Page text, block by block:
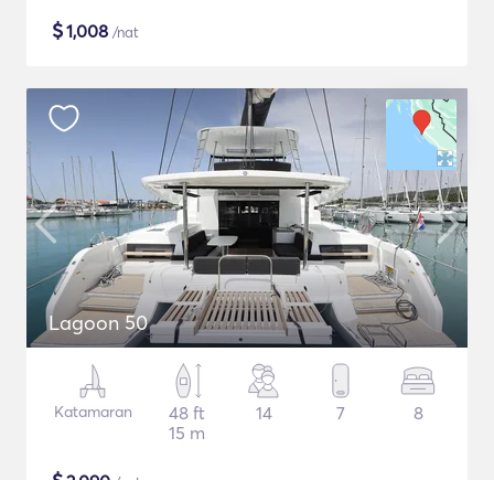
$1,008 /nat
Lagoon 50
Katamaran
48 ft
15 m
14 7 8